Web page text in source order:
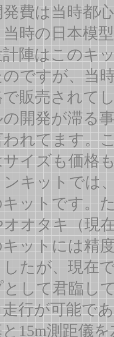
費は当時都
時の日本模
陣はこのキ
ですが、当
販売されて
開発が滞る
れてます。
イズも価格
キットでは
ットです。
オタキ（現
ットには精
たが、現在
して君臨し
行が可能で
15m測距儀